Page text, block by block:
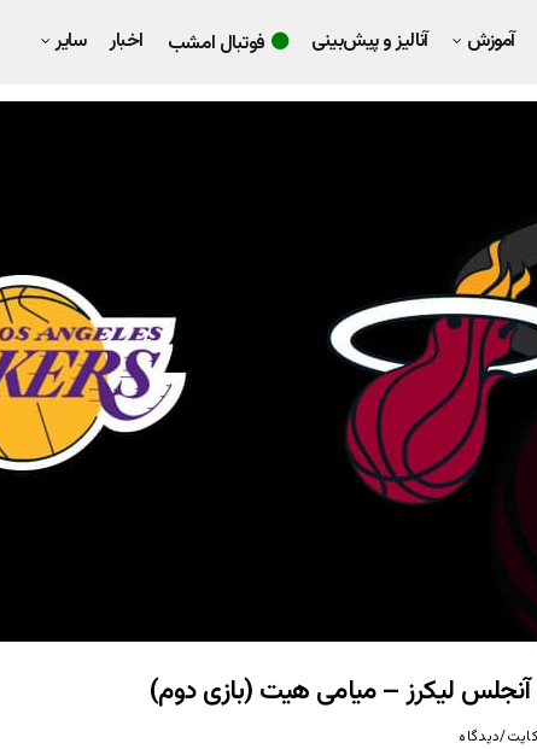
آموزش آنالیز و پیش‌بینی فوتبال امشب اخبار سایر
دیدگاه